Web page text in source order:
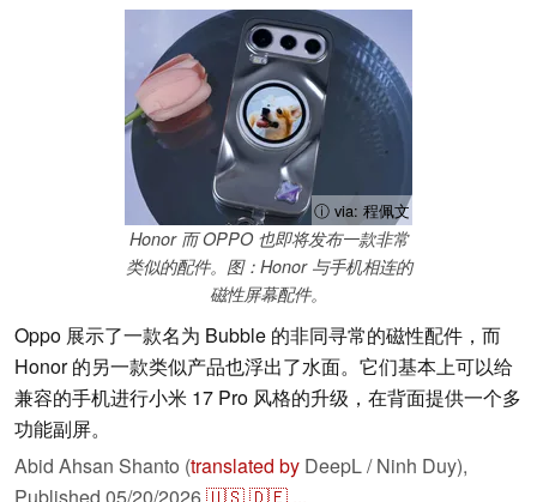
ⓘ via: 程佩文
Honor 而 OPPO 也即将发布一款非常
类似的配件。图：Honor 与手机相连的
磁性屏幕配件。
Oppo 展示了一款名为 Bubble 的非同寻常的磁性配件，而
Honor 的另一款类似产品也浮出了水面。它们基本上可以给
兼容的手机进行小米 17 Pro 风格的升级，在背面提供一个多
功能副屏。
Abid Ahsan Shanto (translated by DeepL / Ninh Duy),